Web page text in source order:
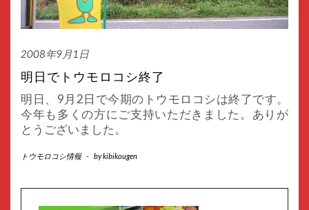
2008年9月1日
明日でトウモロコシ終了
明日、9月2日で今期のトウモロコシは終了です。
今年も多くの方にご支持いただきました。ありが
とうございました。
トウモロコシ情報 - bykibikougen